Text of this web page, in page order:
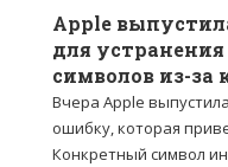
Apple
для
символов из-за
Вчера Apple
ошибку, которая
Конкретный символ